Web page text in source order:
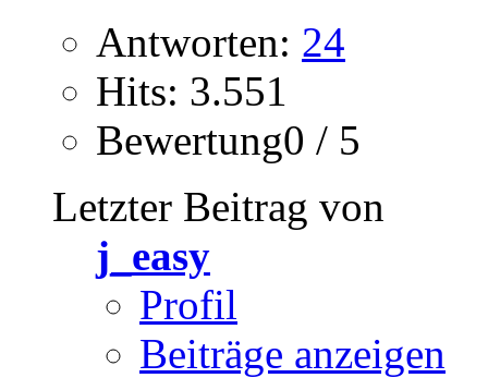
Antworten: 24
Hits: 3.551
Bewertung0 / 5
Letzter Beitrag von
j_easy
Profil
Beiträge anzeigen